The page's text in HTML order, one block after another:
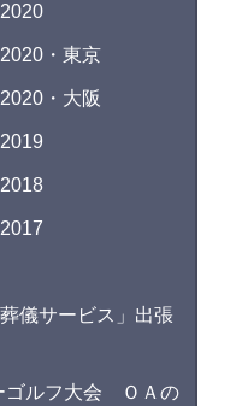
・東京
・大阪
儀サービス」出張
ゴルフ大会 ＯＡの